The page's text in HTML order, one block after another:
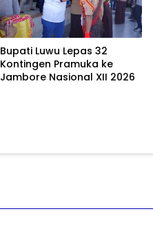
Bupati Luwu Lepas 32
Kontingen Pramuka ke
Jambore Nasional XII 2026